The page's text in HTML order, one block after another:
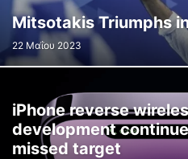
Mitsotakis Triumphs
22 Μαΐου 2023
iPhone reverse
development
missed target